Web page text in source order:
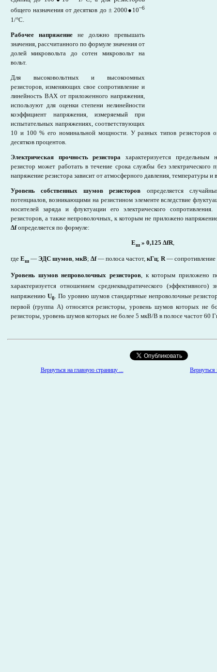
общего назначения от десятков до ± 2000 ● 10~6
1/°С.
Рабочее напряжение не должно превышать
значения, рассчитанного по формуле значения от
долей микровольта до сотен микровольт на
вольт.
Для высоковольтных и высокоомных
резисторов, изменяющих свое сопротивление и
линейность ВAХ от приложенного напряжения,
используют для оценки степени нелинейности
коэффициент напряжения, измеряемый при
испытательных напряжениях, соответствующих
10 и 100 % его номинальной мощности. У разных типов резисторов
десятков процентов.
Электрическая прочность резисторахарактеризуется
резистор может работать в течение срока службы без электрического
напряжение резистора зависит от атмосферного давления, температуры и
Уровень собственных шумов резисторов определяется
потенциалов, возникающими на резистином элементе вследствие
носителей заряда и флуктуации его электрического
резисторов, а также непроволочных, к которым не приложено
∆f определяется по формуле:
Еш » 0,125 ∆fR,
где Еш — ЭДС шумов, мкВ; ∆f— полоса частот, кГц; R — сопротивление
Уровень шумов непроволочных резисторов , к которым приложено
характеризуется отношением среднеквадратического
напряжению U0. По уровню шумов стандартные непроволочные
первой (группа А) относятся резисторы, уровень шумов которых не
резисторы, уровень шумов которых не более 5 мкВ/В в полосе частот 60
Вернуться